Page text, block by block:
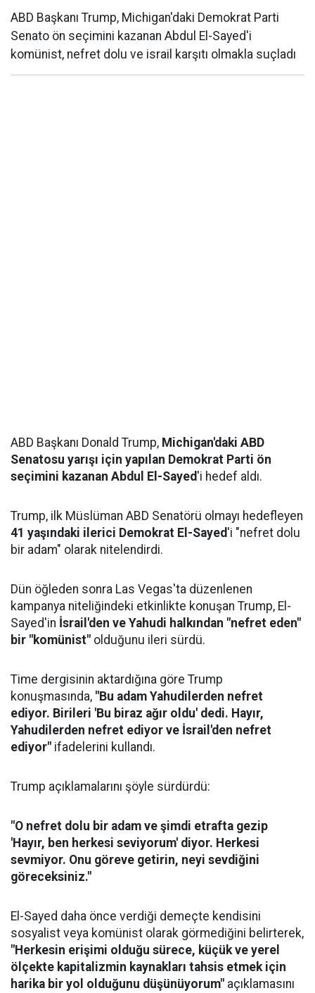
ABD Başkanı Trump, Michigan'daki Demokrat Parti
Senato ön seçimini kazanan Abdul El-Sayed'i
komünist, nefret dolu ve israil karşıtı olmakla suçladı
ABD Başkanı Donald Trump, Michigan'daki ABD
Senatosu yarışı için yapılan Demokrat Parti ön
seçimini kazanan Abdul El-Sayed'i hedef aldı.
Trump, ilk Müslüman ABD Senatörü olmayı hedefleyen
41 yaşındaki ilerici Demokrat El-Sayed'i "nefret dolu
bir adam" olarak nitelendirdi.
Dün öğleden sonra Las Vegas'ta düzenlenen
kampanya niteliğindeki etkinlikte konuşan Trump, El-
Sayed'in İsrail'den ve Yahudi halkından "nefret eden"
bir "komünist" olduğunu ileri sürdü.
Time dergisinin aktardığına göre Trump
konuşmasında, "Bu adam Yahudilerden nefret
ediyor. Birileri 'Bu biraz ağır oldu' dedi. Hayır,
Yahudilerden nefret ediyor ve İsrail'den nefret
ediyor" ifadelerini kullandı.
Trump açıklamalarını şöyle sürdürdü:
"O nefret dolu bir adam ve şimdi etrafta gezip
'Hayır, ben herkesi seviyorum' diyor. Herkesi
sevmiyor. Onu göreve getirin, neyi sevdiğini
göreceksiniz."
El-Sayed daha önce verdiği demeçte kendisini
sosyalist veya komünist olarak görmediğini belirterek,
"Herkesin erişimi olduğu sürece, küçük ve yerel
ölçekte kapitalizmin kaynakları tahsis etmek için
harika bir yol olduğunu düşünüyorum" açıklamasını